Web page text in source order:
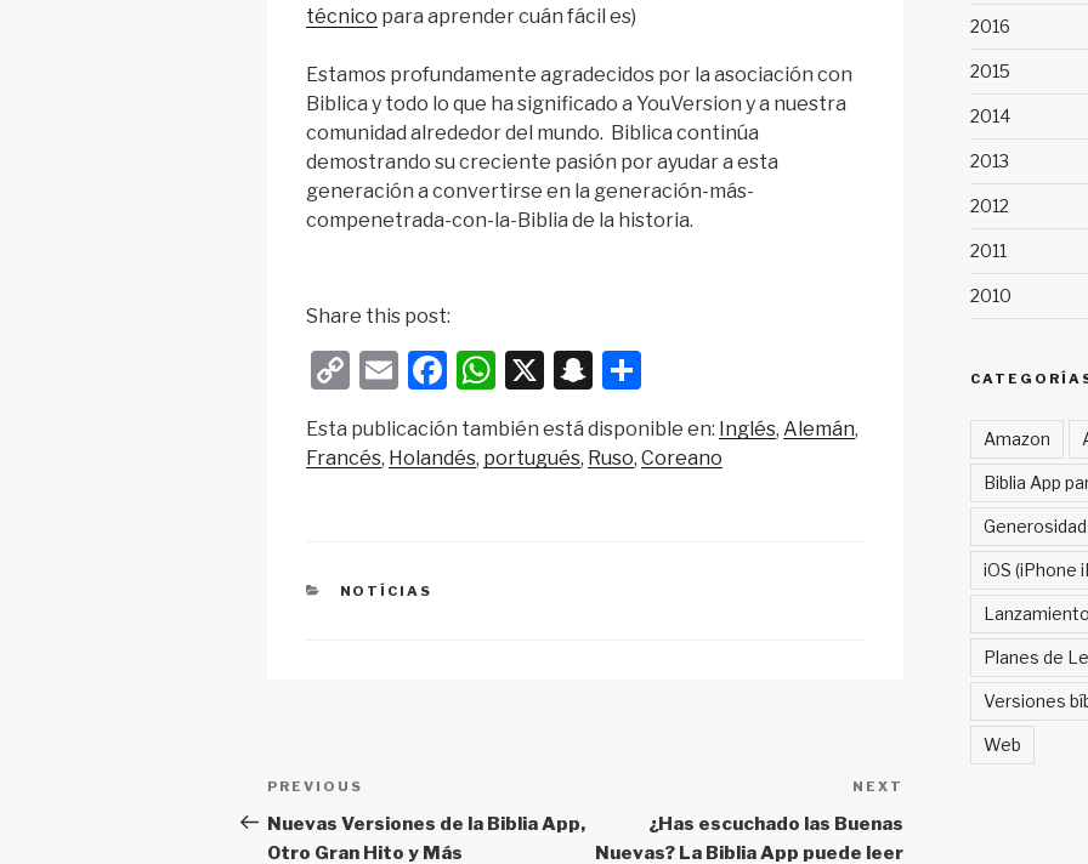
técnico para aprender cuán fácil es)
Estamos profundamente agradecidos por la asociación con
Biblica y todo lo que ha significado a YouVersion y a nuestra
comunidad alrededor del mundo. Biblica continúa
demostrando su creciente pasión por ayudar a esta
generación a convertirse en la generación-más-
compenetrada-con-la-Biblia de la historia.
Share this post:
C
p
k
E
ail
F
c
W
at
X
S
a ar
Esta publicación también está disponible en: Inglés Alemán
Francés Holandés portugués Ruso Coreano
CATEGORIES
NOTÍCIAS
Post
navigation
Previous
Post
PREVIOUS
Nuevas Versiones de la Biblia App,
Otro Gran Hito y Más
NEXT
¿Has escuchado las Buenas
Nuevas? La Biblia App puede leer
2016
2015
2014
2013
2012
2011
2010
Amazon
Biblia App
Generosidad
iOS (iPhone
Planes de
Versiones
Web